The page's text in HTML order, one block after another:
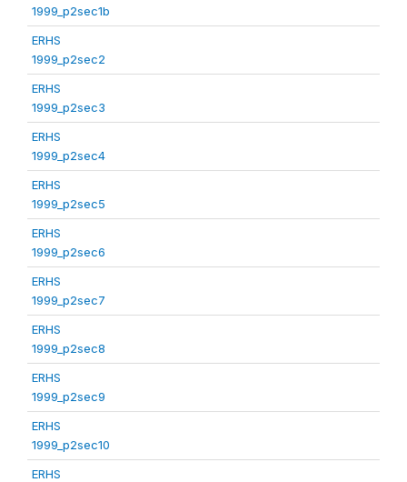
1999_p2sec1b
ERHS
1999_p2sec2
ERHS
1999_p2sec3
ERHS
1999_p2sec4
ERHS
1999_p2sec5
ERHS
1999_p2sec6
ERHS
1999_p2sec7
ERHS
1999_p2sec8
ERHS
1999_p2sec9
ERHS
1999_p2sec10
ERHS